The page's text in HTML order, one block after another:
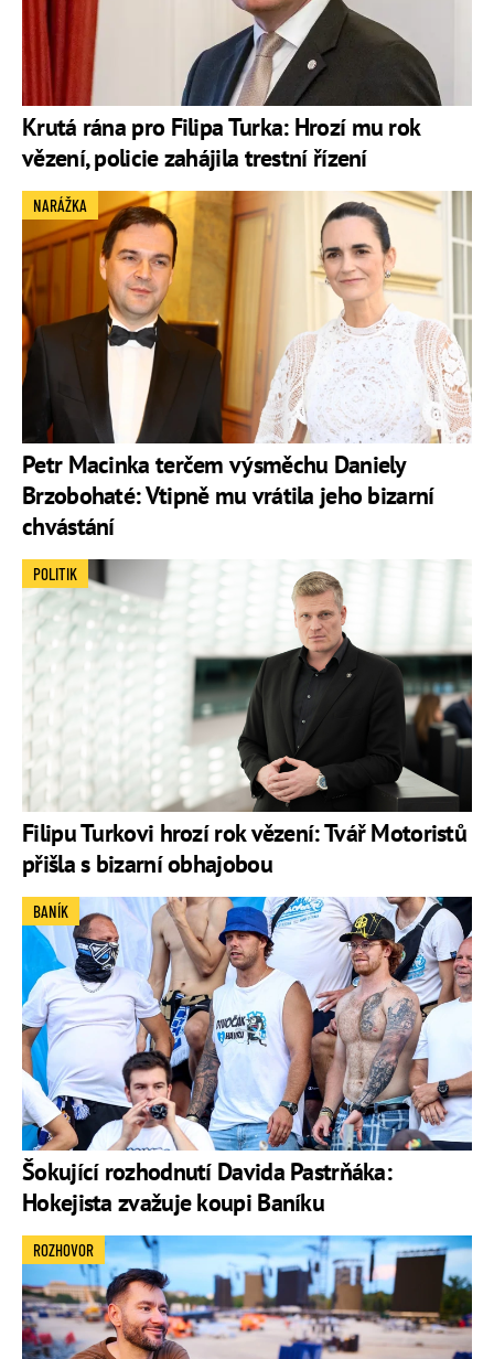
Krutá rána pro Filipa Turka: Hrozí mu rok
vězení, policie zahájila trestní řízení
Petr Macinka terčem výsměchu Daniely
Brzobohaté: Vtipně mu vrátila jeho bizarní
chvástání
NARÁŽKA
Filipu Turkovi hrozí rok vězení: Tvář Motoristů
přišla s bizarní obhajobou
POLITIK
Šokující rozhodnutí Davida Pastrňáka:
Hokejista zvažuje koupi Baníku
BANÍK
ROZHOVOR